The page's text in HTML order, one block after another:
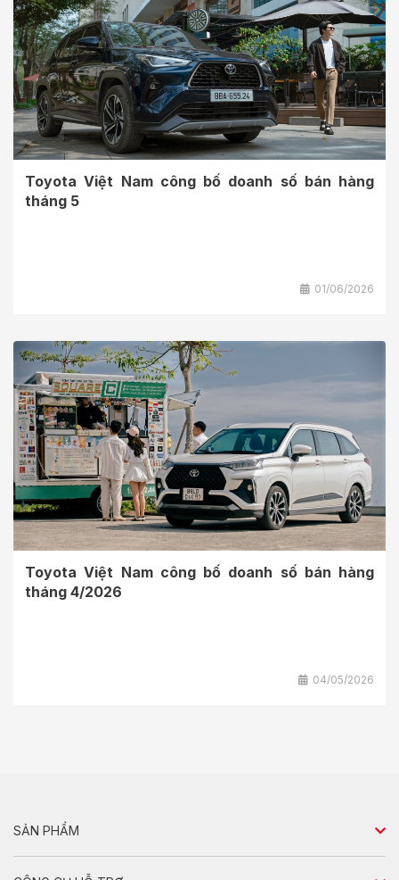
Toyota Việt Nam công bố doanh số bán hàng
tháng 5
01/06/2026
Toyota Việt Nam công bố doanh số bán hàng
tháng 4/2026
04/05/2026
SẢN PHẨM
Sedan